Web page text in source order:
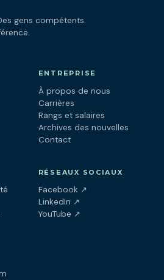
gens compétents.
ENTREPRISE
À propos de nous
Carrières
Rangs et salaires
Archives des nouvelles
Contact
RÉSEAUX SOCIAUX
Facebook ↗(ouvre dans un
LinkedIn ↗(ouvre dans un
YouTube ↗(ouvre dans un